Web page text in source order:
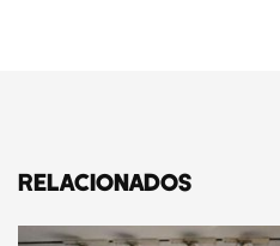
RELACIONADOS